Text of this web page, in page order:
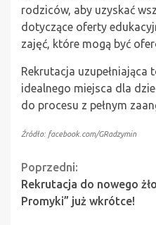
rodziców, aby uzyskać
dotyczące oferty
zajęć, które mogą być
Rekrutacja uzupełniająca
idealnego miejsca dla
do procesu z pełnym
Źródło: facebook.com/GRadzymin
Continue
Reading
Poprzedni:
Rekrutacja do nowego
Promyki” już wkrótce!